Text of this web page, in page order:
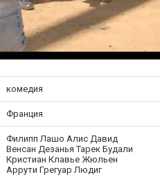
комедия
Франция
Филипп Лашо Алис Давид
Венсан Дезанья Тарек Будали
Кристиан Клавье Жюльен
Аррути Грегуар Людиг